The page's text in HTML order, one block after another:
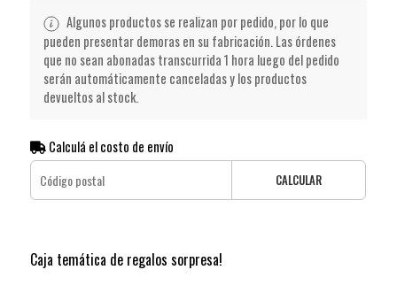
Algunos productos se realizan por pedido, por lo que
pueden presentar demoras en su fabricación. Las órdenes
que no sean abonadas transcurrida 1 hora luego del pedido
serán automáticamente canceladas y los productos
devueltos al stock.
Calculá el costo de envío
CALCULAR
Caja temática de regalos sorpresa!